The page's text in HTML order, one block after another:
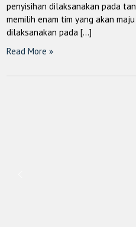
penyisihan dilaksanakan pada
memilih enam tim yang akan
dilaksanakan pada […]
Read More »